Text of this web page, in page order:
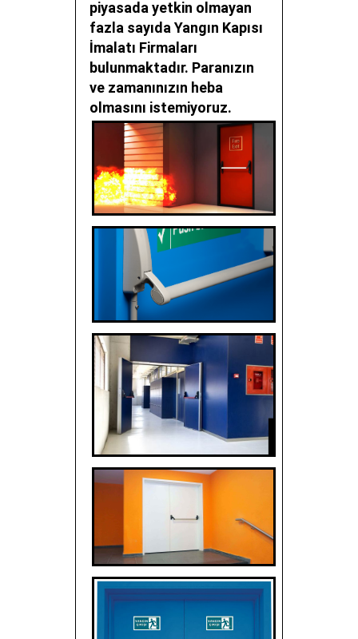
piyasada yetkin olmayan
fazla sayıda Yangın Kapısı
İmalatı Firmaları
bulunmaktadır. Paranızın
ve zamanınızın heba
olmasını istemiyoruz.